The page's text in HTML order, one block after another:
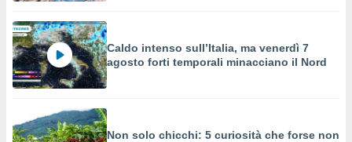
Caldo intenso sull’Italia, ma venerdì 7
agosto forti temporali minacciano il Nord
Non solo chicchi: 5 curiosità che forse non